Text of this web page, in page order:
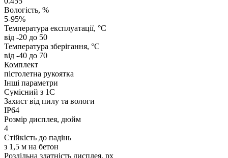
Вологість, %
5-95%
Температура експлуатації, °C
від -20 до 50
Температура зберігання, °C
від -40 до 70
Комплект
пістолетна рукоятка
Інші параметри
Сумісний з 1С
Захист від пилу та вологи
IP64
Розмір дисплея, дюйм
4
Стійкість до падінь
з 1,5 м на бетон
Роздільна здатність дисплея, px